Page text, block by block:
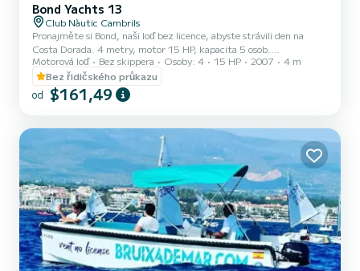
Bond Yachts 13
Club Nàutic Cambrils
Pronajměte si Bond, naši loď bez licence, abyste strávili den na
Costa Dorada. 4 metry, motor 15 HP, kapacita 5 osob.
Nepotřebujete žádný průkaz - jen váš občanský průkaz. Vysvětlíme
vám základy během patnácti minut a vy se můžete vydat na
plavbu. Odjezd z přístavu Cambrils. Je to ideální loď, pokud jste
ještě nikdy nevedli: lehká, ovladatelná a velmi snadná na ovládání.
najděte si své místo a zakotvěte si, abyste si mohli zaplavat...
Motorová loď Bez skippera Osoby: 4 15 HP 2007
4 m
Bez řidičského průkazu
od $161,49